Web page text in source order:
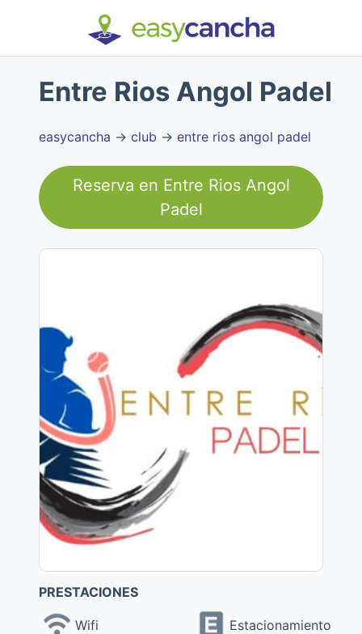
Entre Rios Angol Padel
easycancha → club → entre rios angol padel
Reserva en Entre Rios Angol
Padel
PRESTACIONES
Wifi Estacionamiento